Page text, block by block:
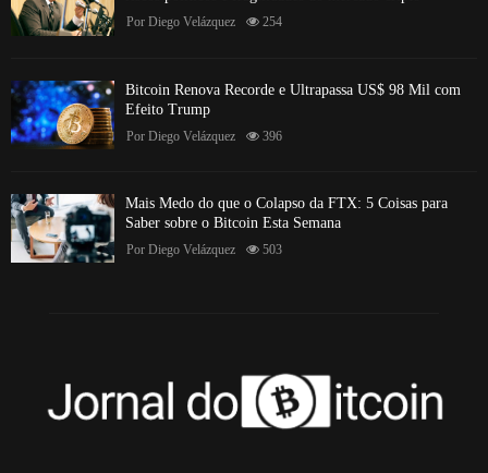
Por Diego Velázquez 254
Bitcoin Renova Recorde e Ultrapassa US$ 98 Mil com
Efeito Trump
Por Diego Velázquez 396
Mais Medo do que o Colapso da FTX: 5 Coisas para
Saber sobre o Bitcoin Esta Semana
Por Diego Velázquez 503